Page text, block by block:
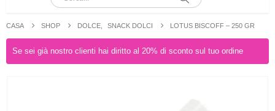
E
CASA SHOP DOLCE SNACK DOLCI LOTUS BISCOFF – 250 GR
Se sei già nostro clienti hai diritto al 20% di sconto sul tuo ordine